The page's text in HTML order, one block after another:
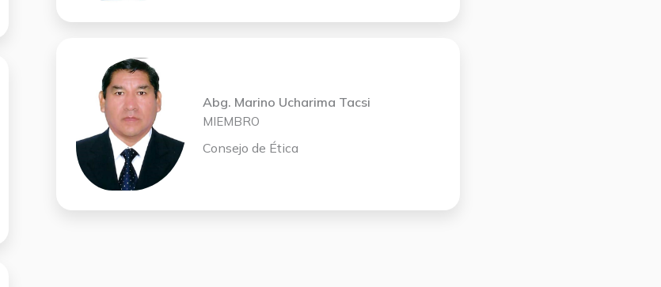
Abg. Marino Ucharima Tacsi
MIEMBRO
Consejo de Ética